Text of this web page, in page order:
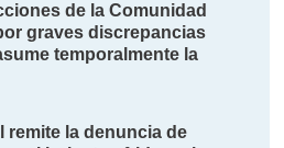
de la Comunidad
graves discrepancias
temporalmente la
remite la denuncia de